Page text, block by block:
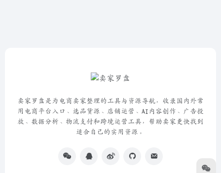
卖家罗盘是为电商卖家整理的工具与资源导航，收录国内外常
用电商平台入口、选品货源、店铺运营、AI内容创作、广告投
放、数据分析、物流支付和跨境运营工具，帮助卖家更快找到
适合自己的实用资源。